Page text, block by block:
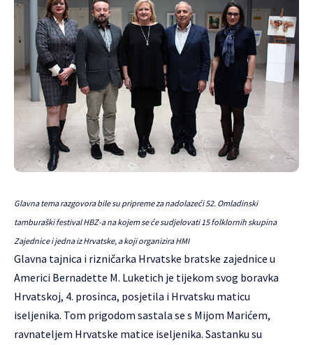
Glavna tema razgovora bile su pripreme za nadolazeći 52. Omladinski
tamburaški festival HBZ-a na kojem se će sudjelovati 15 folklornih skupina
Zajednice i jedna iz Hrvatske, a koji organizira HMI
Glavna tajnica i rizničarka Hrvatske bratske zajednice u
Americi Bernadette M. Luketich je tijekom svog boravka
Hrvatskoj, 4. prosinca, posjetila i Hrvatsku maticu
iseljenika. Tom prigodom sastala se s Mijom Marićem,
ravnateljem Hrvatske matice iseljenika. Sastanku su